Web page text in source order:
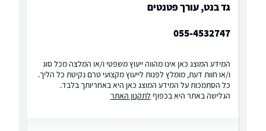
גד בנט, עורך פטנטים
055-4532747
המידע המוצג כאן אינו מהווה ייעוץ משפטי ו/או המלצה מכל סוג
ו/או חוות דעת, מומלץ לפנות לייעוץ מקצועי טרם נקיטת כל הליך.
כל הסתמכות על המידע המוצג כאן היא באחריותך בלבד.
הגלישה באתר היא בכפוף לתקנון האתר